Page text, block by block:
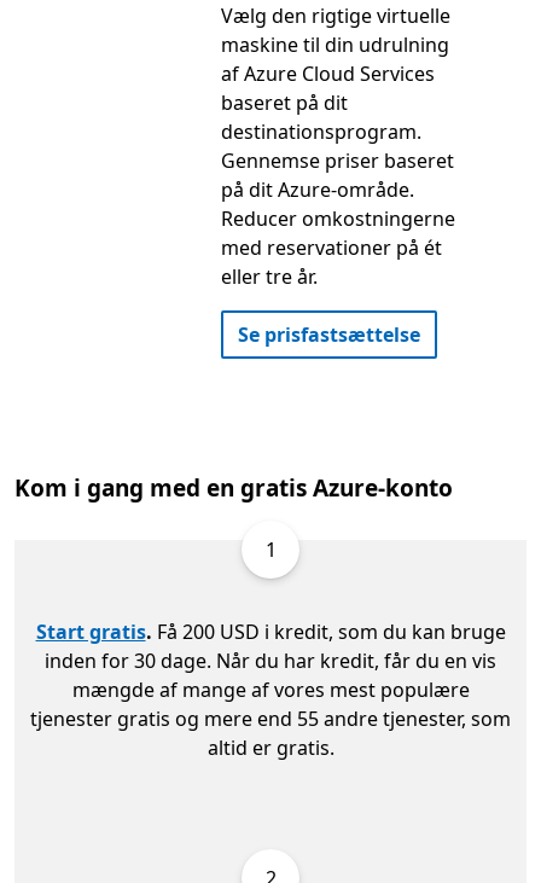
Vælg den rigtige virtuelle
maskine til din udrulning
af Azure Cloud Services
baseret på dit
destinationsprogram.
Gennemse priser baseret
på dit Azure-område.
Reducer omkostningerne
med reservationer på ét
eller tre år.
Se prisfastsættelse
Kom i gang med en gratis Azure-konto
1
Start gratis. Få 200 USD i kredit, som du kan bruge
inden for 30 dage. Når du har kredit, får du en vis
mængde af mange af vores mest populære
tjenester gratis og mere end 55 andre tjenester, som
altid er gratis.
2